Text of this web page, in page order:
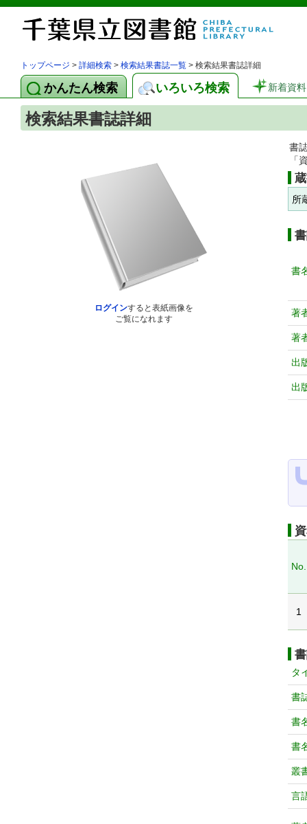
トップページ > 詳細検索 > 検索結果書誌一覧 > 検索結果書誌詳細
かんたん検索 いろいろ検索 新着資料
検索結果書誌詳細
ログインすると表紙画像を
ご覧になれます
書
「
所
書
著
著
出
出
No.
1
タ
書
書
書
叢
言